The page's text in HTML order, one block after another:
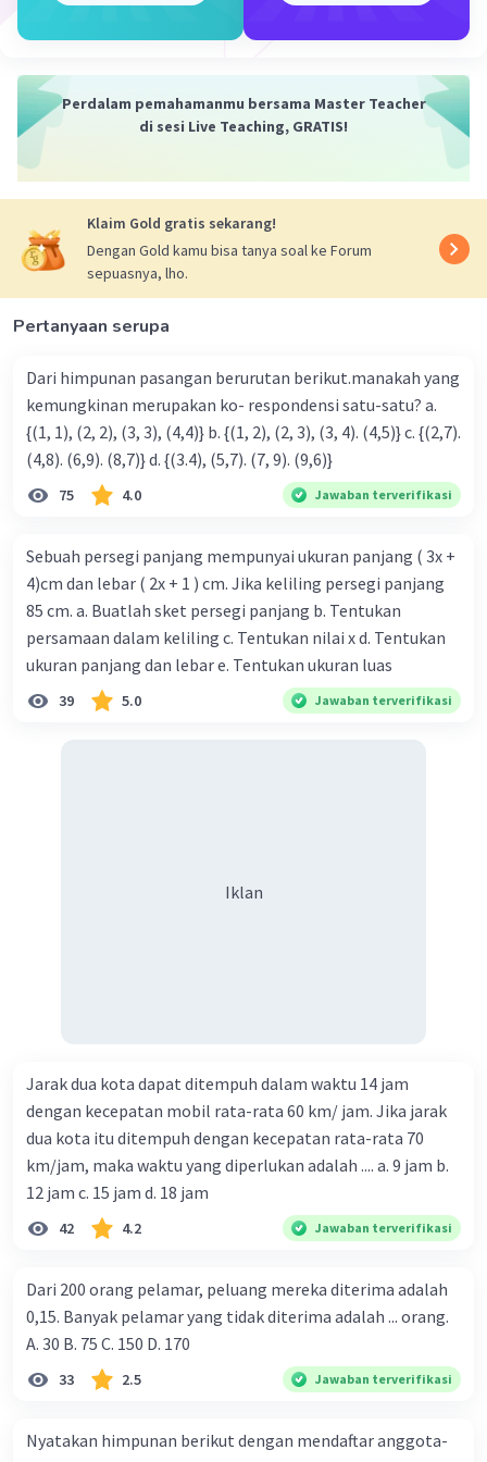
Iklan
07 Maret 2024 10:44
Garis G dan K masing-masing memiliki persamaan 2x +
5y = 14 dan 4 x - 3y = -24 Tentukan koordinat. Potong
kedua grafik tersebut dengan metode substitusi
Perdalam pemahamanmu bersama Master Teacher
di sesi Live Teaching, GRATIS!
Klaim Gold gratis sekarang!
Dengan Gold kamu bisa tanya soal ke Forum
sepuasnya, lho.
Pertanyaan serupa
Dari himpunan pasangan berurutan berikut.manakah yang
kemungkinan merupakan ko- respondensi satu-satu? a.
{(1, 1), (2, 2), (3, 3), (4,4)} b. {(1, 2), (2, 3), (3, 4). (4,5)} c. {(2,7).
(4,8). (6,9). (8,7)} d. {(3.4), (5,7). (7, 9). (9,6)}
75 4.0 Jawaban terverifikasi
Sebuah persegi panjang mempunyai ukuran panjang ( 3x +
4)cm dan lebar ( 2x + 1 ) cm. Jika keliling persegi panjang
85 cm. a. Buatlah sket persegi panjang b. Tentukan
persamaan dalam keliling c. Tentukan nilai x d. Tentukan
ukuran panjang dan lebar e. Tentukan ukuran luas
39 5.0 Jawaban terverifikasi
Iklan
Jarak dua kota dapat ditempuh dalam waktu 14 jam
dengan kecepatan mobil rata-rata 60 km/ jam. Jika jarak
dua kota itu ditempuh dengan kecepatan rata-rata 70
km/jam, maka waktu yang diperlukan adalah .... a. 9 jam b.
12 jam c. 15 jam d. 18 jam
42 4.2 Jawaban terverifikasi
Dari 200 orang pelamar, peluang mereka diterima adalah
0,15. Banyak pelamar yang tidak diterima adalah ... orang.
A. 30 B. 75 C. 150 D. 170
33 2.5 Jawaban terverifikasi
Nyatakan himpunan berikut dengan mendaftar anggota-